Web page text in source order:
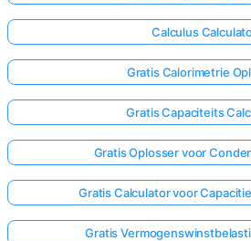
Calculus
Gratis Calorimetrie
Gratis Capaciteits
Gratis Oplosser voor
Gratis Calculator voor
Gratis